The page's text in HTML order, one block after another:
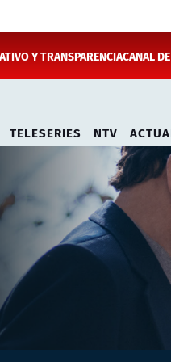
Y TRANSPARENCIACANAL
TELESERIES NTV